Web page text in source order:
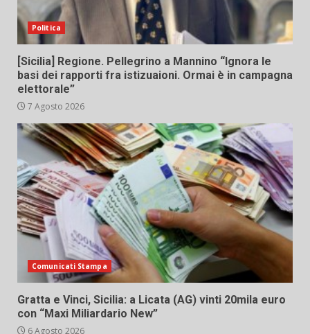
Politica
[Sicilia] Regione. Pellegrino a Mannino “Ignora le
basi dei rapporti fra istizuaioni. Ormai è in campagna
elettorale”
7 Agosto 2026
Comunicati Stampa
Gratta e Vinci, Sicilia: a Licata (AG) vinti 20mila euro
con “Maxi Miliardario New”
6 Agosto 2026